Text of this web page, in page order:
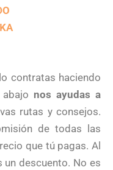
contratas haciendo
nos ayudas a
rutas y consejos.
de todas las
que tú pagas. Al
descuento. No es